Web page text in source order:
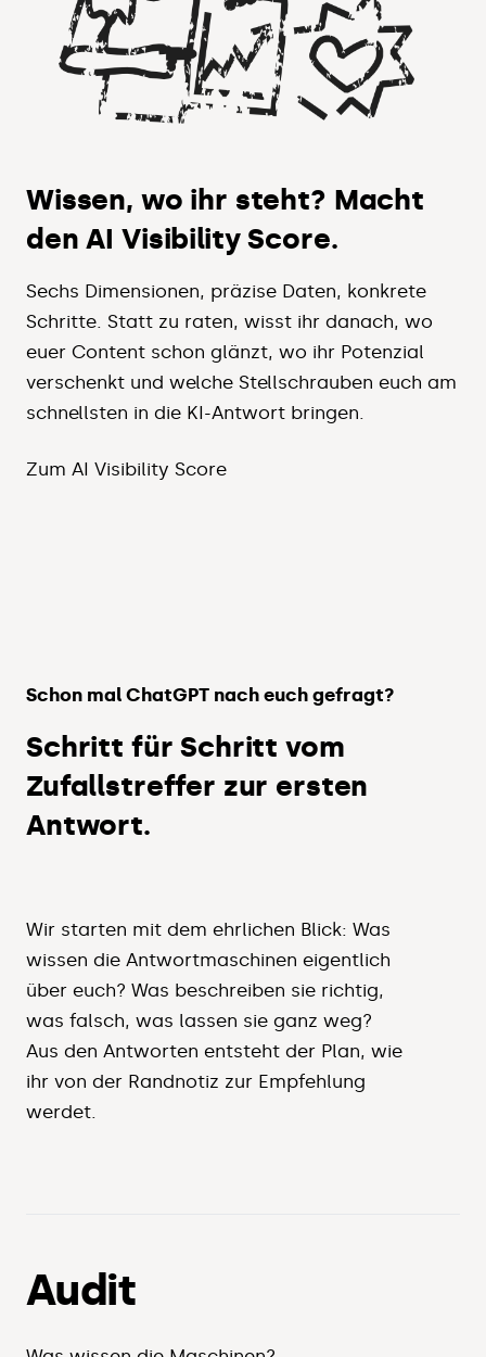
Wissen, wo ihr steht? Macht
den AI Visibility Score.
Sechs Dimensionen, präzise Daten, konkrete
Schritte. Statt zu raten, wisst ihr danach, wo
euer Content schon glänzt, wo ihr Potenzial
verschenkt und welche Stellschrauben euch am
schnellsten in die KI-Antwort bringen.
Zum AI Visibility Score
Schon mal ChatGPT nach euch gefragt?
Schritt für Schritt vom
Zufallstreffer zur ersten
Antwort.
Wir starten mit dem ehrlichen Blick: Was
wissen die Antwortmaschinen eigentlich
über euch? Was beschreiben sie richtig,
was falsch, was lassen sie ganz weg?
Aus den Antworten entsteht der Plan, wie
ihr von der Randnotiz zur Empfehlung
werdet.
Audit